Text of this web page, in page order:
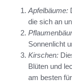
Apfelbäume:
die sich an
Sonnenlicht
Kirschen:
Blüten und
am besten